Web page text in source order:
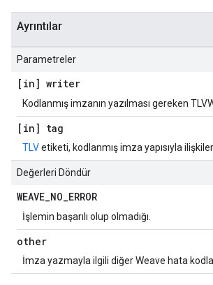
Ayrıntılar
Parametreler
[in] writer
Kodlanmış imzanın yazılması gereken
[in] tag
TLVetiketi, kodlanmış imza yapısıyla
Değerleri Döndür
WEAVE_NO_ERROR
İşlemin başarılı olup olmadığı.
other
İmza yazmayla ilgili diğer Weave hata